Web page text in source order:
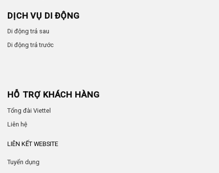
DỊCH VỤ DI ĐỘNG
Di động trả sau
Di động trả trước
HỖ TRỢ KHÁCH HÀNG
Tổng đài Viettel
Liên hệ
LIÊN KẾT WEBSITE
Tuyển dụng